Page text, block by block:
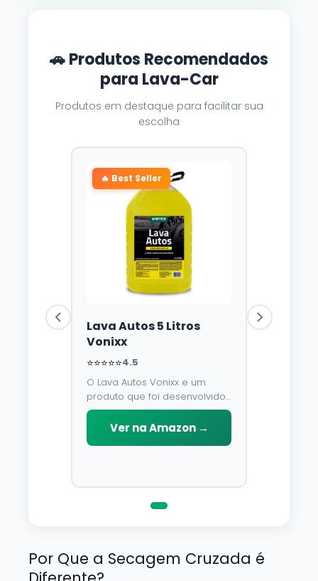
🚗 Produtos Recomendados
para Lava-Car
Produtos em destaque para facilitar sua
escolha
🔥 Best Seller
Lava Autos 5 Litros
Vonixx
⭐⭐⭐⭐⭐4.5
O Lava Autos Vonixx e um
produto que foi desenvolvido
para limpar, proteger e
conservar a lataria do veiculo.
Por possuir pH neutro, pode
Ver na Amazon →
Por Que a Secagem Cruzada é